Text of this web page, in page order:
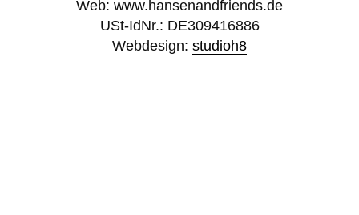
Web: www.hansenandfriends.de
USt-IdNr.: DE309416886
Webdesign: studioh8